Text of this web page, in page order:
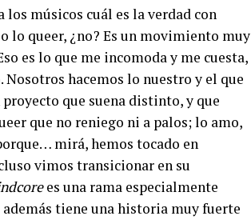
los músicos cuál es la verdad con
lo queer, ¿no? Es un movimiento muy
es lo que me incomoda y me cuesta,
hacemos lo nuestro y el que
que suena distinto, y que
que no reniego ni a palos; lo amo,
mirá, hemos tocado en
vimos transicionar en su
es una rama especialmente
tiene una historia muy fuerte